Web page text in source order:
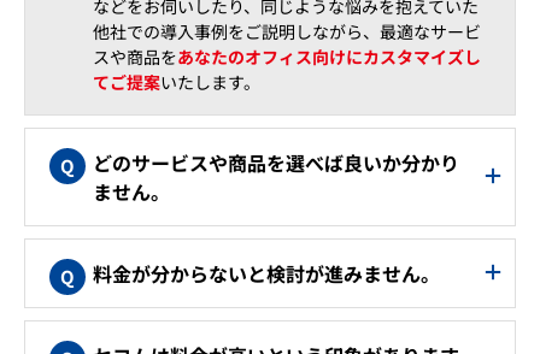
などをお伺いしたり、同じような悩みを抱えていた
他社での導入事例をご説明しながら、最適なサービ
スや商品をあなたのオフィス向けにカスタマイズし
てご提案いたします。
どのサービスや商品を選べば良いか分かり
ません。
料金が分からないと検討が進みません。